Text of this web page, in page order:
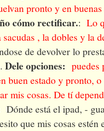
pronto y en
cómo rectificar.: Lo
sacudas , la dobles y la
de devolver lo
Dele opciones:
buen estado y pronto,
mis cosas. De tí
Dónde está el ipad, -
que mis cosas estén